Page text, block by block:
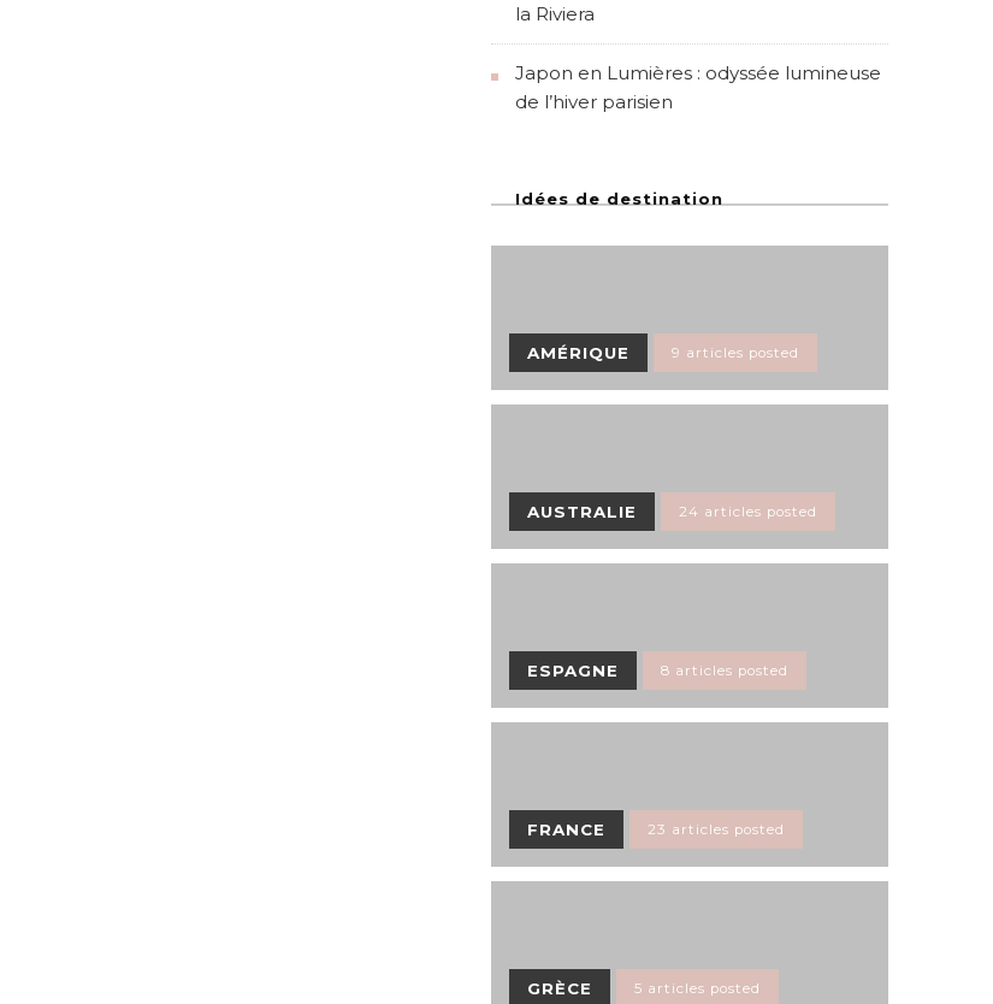
la Riviera
Japon en Lumières : odyssée lumineuse
de l’hiver parisien
Idées de destination
AMÉRIQUE 9 articles posted
AUSTRALIE 24 articles posted
ESPAGNE 8 articles posted
FRANCE 23 articles posted
GRÈCE 5 articles posted